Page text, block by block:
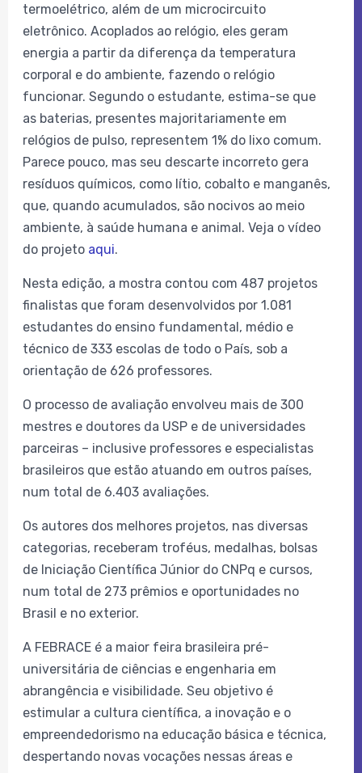
termoelétrico, além de um microcircuito
eletrônico. Acoplados ao relógio, eles geram
energia a partir da diferença da temperatura
corporal e do ambiente, fazendo o relógio
funcionar. Segundo o estudante, estima-se que
as baterias, presentes majoritariamente em
relógios de pulso, representem 1% do lixo comum.
Parece pouco, mas seu descarte incorreto gera
resíduos químicos, como lítio, cobalto e manganês,
que, quando acumulados, são nocivos ao meio
ambiente, à saúde humana e animal. Veja o vídeo
do projeto aqui.
Nesta edição, a mostra contou com 487 projetos
finalistas que foram desenvolvidos por 1.081
estudantes do ensino fundamental, médio e
técnico de 333 escolas de todo o País, sob a
orientação de 626 professores.
O processo de avaliação envolveu mais de 300
mestres e doutores da USP e de universidades
parceiras – inclusive professores e especialistas
brasileiros que estão atuando em outros países,
num total de 6.403 avaliações.
Os autores dos melhores projetos, nas diversas
categorias, receberam troféus, medalhas, bolsas
de Iniciação Científica Júnior do CNPq e cursos,
num total de 273 prêmios e oportunidades no
Brasil e no exterior.
A FEBRACE é a maior feira brasileira pré-
universitária de ciências e engenharia em
abrangência e visibilidade. Seu objetivo é
estimular a cultura científica, a inovação e o
empreendedorismo na educação básica e técnica,
despertando novas vocações nessas áreas e